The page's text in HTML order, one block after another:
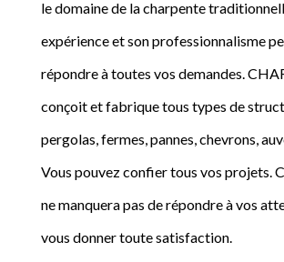
le domaine de la charpente
expérience et son professionnalisme
répondre à toutes vos demandes.
conçoit et fabrique tous types de
pergolas, fermes, pannes, chevrons,
Vous pouvez confier tous vos projets.
ne manquera pas de répondre à vos
vous donner toute satisfaction.